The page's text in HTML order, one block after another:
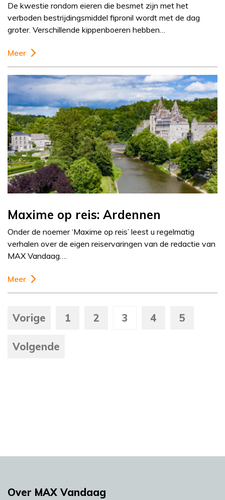
De kwestie rondom eieren die besmet zijn met het
verboden bestrijdingsmiddel fipronil wordt met de dag
groter. Verschillende kippenboeren hebben…
Meer
Maxime op reis: Ardennen
Onder de noemer ‘Maxime op reis’ leest u regelmatig
verhalen over de eigen reiservaringen van de redactie van
MAX Vandaag….
Meer
Vorige 1 2 3 4 5
Volgende
Over MAX Vandaag